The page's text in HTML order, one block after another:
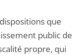
que
public de
propre, qui